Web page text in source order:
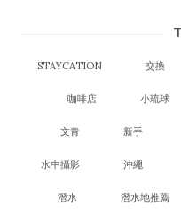
STAYCATION 交換
咖啡店 小琉球
文青 新手
水中攝影 沖繩
潛水 潛水地推薦